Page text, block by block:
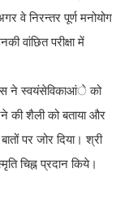
वे निरन्तर पूर्ण मनोयोग
वांछित परीक्षा में
ने स्वयंसेविकाआंे को
की शैली को बताया और
पर जोर दिया। श्री
चिह्न प्रदान किये।